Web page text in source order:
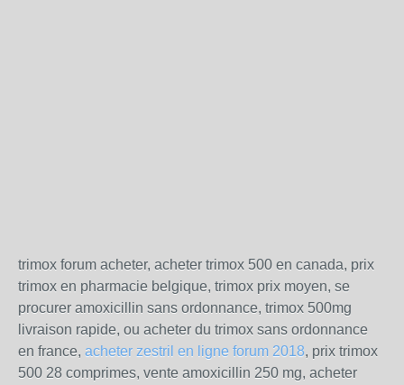
trimox forum acheter, acheter trimox 500 en canada, prix
trimox en pharmacie belgique, trimox prix moyen, se
procurer amoxicillin sans ordonnance, trimox 500mg
livraison rapide, ou acheter du trimox sans ordonnance
en france, acheter zestril en ligne forum 2018, prix trimox
500 28 comprimes, vente amoxicillin 250 mg, acheter